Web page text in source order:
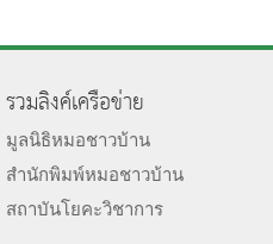
รวมลิงค์เครือข่าย
มูลนิธิหมอชาวบ้าน
สำนักพิมพ์หมอชาวบ้าน
สถาบันโยคะวิชาการ